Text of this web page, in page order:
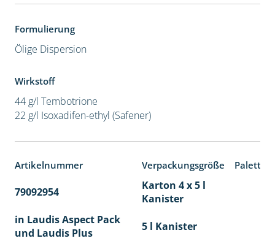
Formulierung
Ölige Dispersion
Wirkstoff
44 g/l Tembotrione
22 g/l Isoxadifen-ethyl (Safener)
Artikelnummer Verpackungsgröße
79092954
Karton 4 x 5 l
Kanister
in Laudis Aspect Pack
und Laudis Plus
5 l Kanister